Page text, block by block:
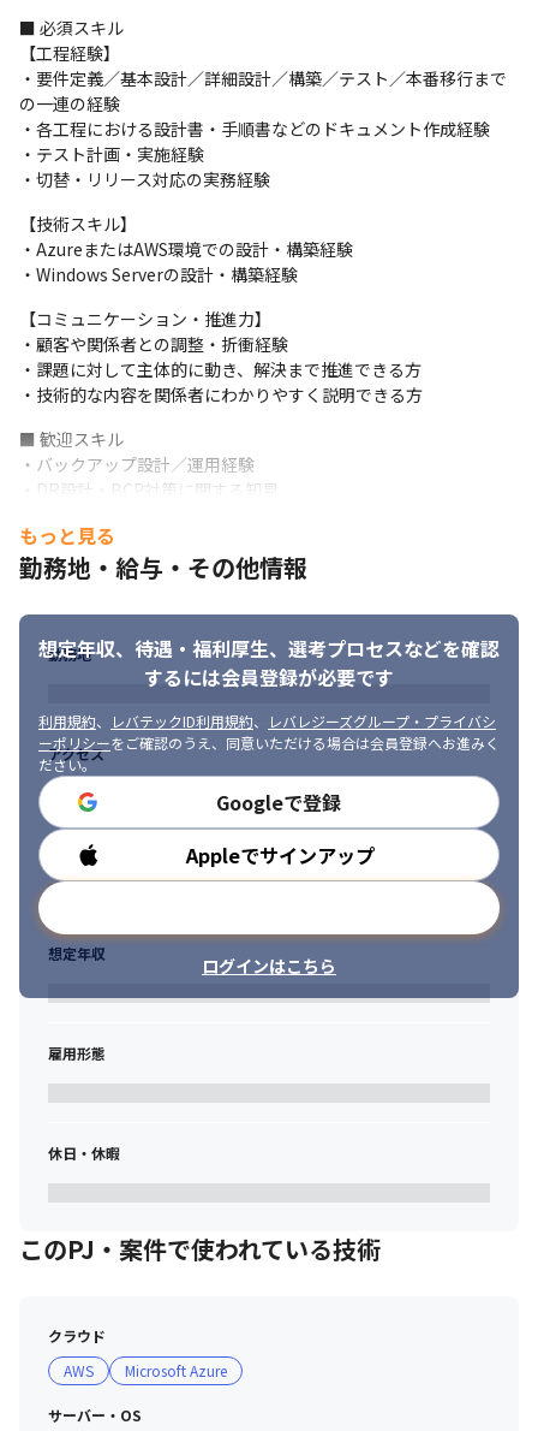
・切替・リリース対応
・プロジェクトの進捗管理・課題管理
・メンバーの業務フォロー・マネジメント
・顧客や関係者との調整・折衝
現場では、技術的な意見や課題を率直に共有し、会話を重ねなが
らより良い方法を考えることを大切にしています。
プレイングマネージャーとして一方的に指示を出すのではなく、
メンバーの状況や意見を把握し、それぞれの強みを活かしなが
ら、チームが前向きに取り組める環境をつくっていただくことも
当社のグループ責任者も同じプロジェクトに参画しています。メ
ンバーとの距離が近く、親しみやすい人柄のため、技術的な判断
やプロジェクトの進め方についても率直に相談・意見交換できま
責任ある役割を一人で抱え込むのではなく、責任者同士で連携し
ながら、自らの経験や考えをチーム運営に反映できる環境です。
るチームを一緒につくっていただきたいと考えています。
■ 必須スキル
【工程経験】
・要件定義／基本設計／詳細設計／構築／テスト／本番移行まで
の一連の経験
・各工程における設計書・手順書などのドキュメント作成経験
・テスト計画・実施経験
・切替・リリース対応の実務経験
【技術スキル】
・AzureまたはAWS環境での設計・構築経験
・Windows Serverの設計・構築経験
【コミュニケーション・推進力】
・顧客や関係者との調整・折衝経験
・課題に対して主体的に動き、解決まで推進できる方
・技術的な内容を関係者にわかりやすく説明できる方
■ 歓迎スキル
・バックアップ設計／運用経験
・DR設計・BCP対策に関する知見
・セキュリティ対策の知見
・ランサムウェア対策に関する知見
・プロジェクトの進捗管理・課題管理経験
・チームメンバーの育成・業務フォロー経験
・プレイングマネージャーとして、技術と管理の両方を担いたい
・Azureやクラウド基盤の経験を活かし、上流工程に関わりたい
・課題に対して主体的に動き、解決まで推進できる方
・関係者と円滑にコミュニケーションが取れる方
・新しい技術や領域に前向きに取り組める方
・セキュリティやバックアップ・DR領域にも関心を持って学べる
もっと見る
勤務地・給与・その他情報
想定年収、待遇・福利厚生、 選考プロセスなどを確認
するには会員登録が必要です
利用規約、 レバテックID利用規約、
レバレジーズグループ・プライバシ
ーポリシーをご確認のうえ、同意いただける場合は会員登録へお進みく
ださい。
Googleで登録
Appleでサインアップ
ログインはこちら
勤務地
アクセス
勤務時間
想定年収
雇用形態
休日・休暇
このPJ・案件で使われている技術
クラウド
AWS
Microsoft Azure
サーバー・OS